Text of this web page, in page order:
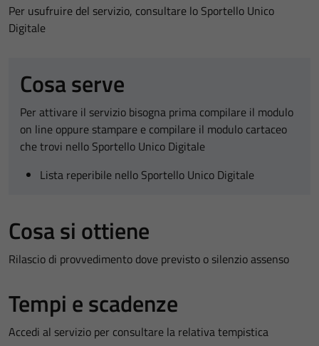
Per usufruire del servizio, consultare lo Sportello Unico
Digitale
Cosa serve
Per attivare il servizio bisogna prima compilare il modulo
on line oppure stampare e compilare il modulo cartaceo
che trovi nello Sportello Unico Digitale
Lista reperibile nello Sportello Unico Digitale
Cosa si ottiene
Rilascio di provvedimento dove previsto o silenzio assenso
Tempi e scadenze
Accedi al servizio per consultare la relativa tempistica